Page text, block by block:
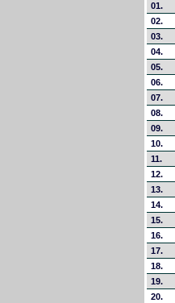
01.
02.
03.
04.
05.
06.
07.
08.
09.
10.
11.
12.
13.
14.
15.
16.
17.
18.
19.
20.